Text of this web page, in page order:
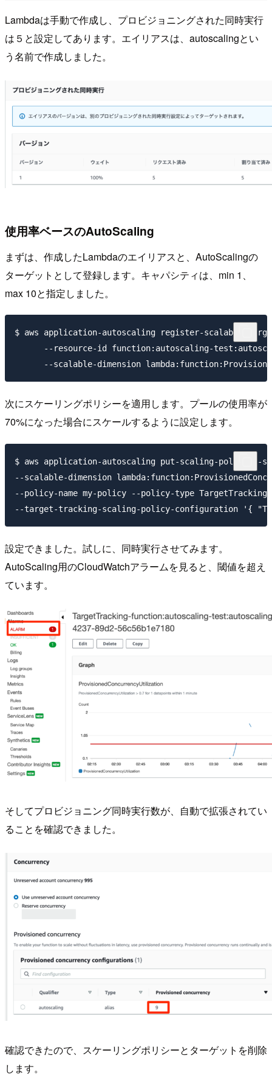
Lambdaは手動で作成し、プロビジョニングされた同時実行
は５と設定してあります。エイリアスは、autoscalingとい
う名前で作成しました。
使用率ベースのAutoScaling
まずは、作成したLambdaのエイリアスと、AutoScalingの
ターゲットとして登録します。キャパシティは、min 1、
max 10と指定しました。
$ aws application-autoscaling register-scalable-
--resource-id function:autoscaling-
次にスケーリングポリシーを適用します。プールの使用率が
70%になった場合にスケールするように設定します。
$ aws application-autoscaling put-scaling-policy --
--scalable-dimension
--policy-name my-policy --policy-type
設定できました。試しに、同時実行させてみます。
AutoScaling用のCloudWatchアラームを見ると、閾値を超え
ています。
そしてプロビジョニング同時実行数が、自動で拡張されてい
ることを確認できました。
確認できたので、スケーリングポリシーとターゲットを削除
します。